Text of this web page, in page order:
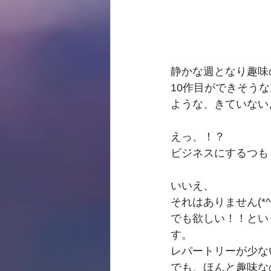
静かな週となり趣
10作目ができそう
ような、きていな
えっ、！？
ビジネスにするつ
いいえ、
それはありません
でも欲しい！！と
す。
レパートリーが少
でも、ほんと趣味